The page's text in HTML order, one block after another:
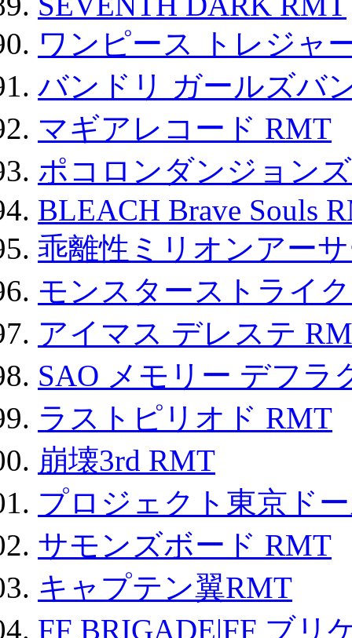
ワンピース トレジャ
バンドリ ガールズバ
マギアレコード RMT
ポコロンダンジョン
BLEACH Brave Souls
乖離性ミリオンアー
モンスターストライ
アイマス デレステ
SAO メモリー デフラ
ラストピリオド RMT
崩壊3rd RMT
プロジェクト東京ド
サモンズボード RMT
キャプテン翼RMT
FF BRIGADE|FF ブリ